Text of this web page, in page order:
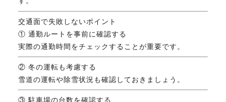
交通面で失敗しないポイント
① 通勤ルートを事前に確認する
実際の通勤時間をチェックすることが重要です。
② 冬の運転も考慮する
雪道の運転や除雪状況も確認しておきましょう。
③ 駐車場の台数を確認する